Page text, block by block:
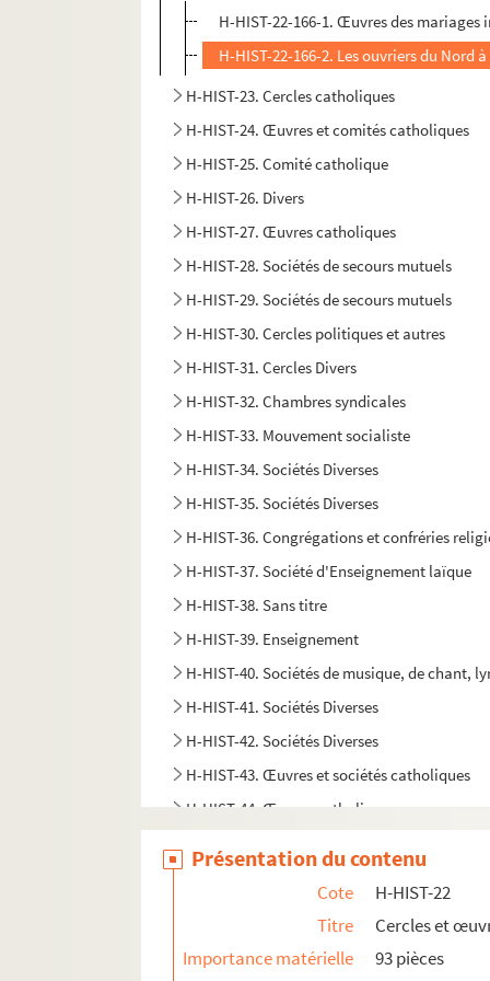
H-HIST-22-166-1. Œuvres des mariages
H-HIST-22-166-2. Les ouvriers du Nord
H-HIST-23. Cercles catholiques
H-HIST-24. Œuvres et comités catholiques
H-HIST-25. Comité catholique
H-HIST-26. Divers
H-HIST-27. Œuvres catholiques
H-HIST-28. Sociétés de secours mutuels
H-HIST-29. Sociétés de secours mutuels
H-HIST-30. Cercles politiques et autres
H-HIST-31. Cercles Divers
H-HIST-32. Chambres syndicales
H-HIST-33. Mouvement socialiste
H-HIST-34. Sociétés Diverses
H-HIST-35. Sociétés Diverses
H-HIST-36. Congrégations et confréries
H-HIST-37. Société d'Enseignement laïque
H-HIST-38. Sans titre
H-HIST-39. Enseignement
H-HIST-40. Sociétés de musique, de chant,
H-HIST-41. Sociétés Diverses
H-HIST-42. Sociétés Diverses
H-HIST-43. Œuvres et sociétés catholiques
H-HIST-44. Œuvres catholiques
Présentation du contenu
Cote
H-HIST-22
Titre
Cercles et
Importance matérielle
93 pièces